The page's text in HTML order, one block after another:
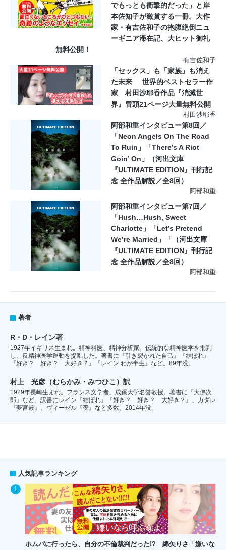
でもっとも衝撃的だった」と岸
本佐知子が激賞する一冊。大作
家・有吉佐和子の抱腹絶倒ニュ
ーギニア滞在記、大ヒット御礼
無料公開！
有吉佐和子
「セックス」も「家族」も消え
た未来──世界的ベストセラー作
家 村田沙耶香作品『消滅世
界』冒頭21ページ大量無料公開
村田沙耶香
阿部和重インタビュー第8回／
「Neon Angels On The Road
To Ruin」「There’s A Riot
Goin’ On」（河出文庫
『ULTIMATE EDITION』刊行記
念 全作品解説／全8回）
阿部和重
阿部和重インタビュー第7回／
「Hush…Hush, Sweet
Charlotte」「Let’s Pretend
We’re Married」「（河出文庫
『ULTIMATE EDITION』刊行記
念 全作品解説／全8回）
阿部和重
著者
R・D・レイン著
1927年イギリス生まれ。精神科医、精神分析家。伝統的な精神医学を批判
し、反精神医学運動を提唱した。著書に『引き裂かれた自己』『結ぼれ』
『好き？ 好き？ 大好き？』『レイン わが半生』など。89年没。
村上 光彦（むらかみ・みつひこ）訳
1929年長崎生まれ。フランス文学者、成蹊大学名誉教授。著書に『大佛次
郎』など。訳書にレイン『結ぼれ』『好き？ 好き？ 大好き？』、カダレ
『夢宮殿』、ヴィーゼル『夜』など多数。2014年没。
人気記事ランキング
ホムパに行ったら、自分の不倫裁判だった!? 綿矢りさ「嫌いな